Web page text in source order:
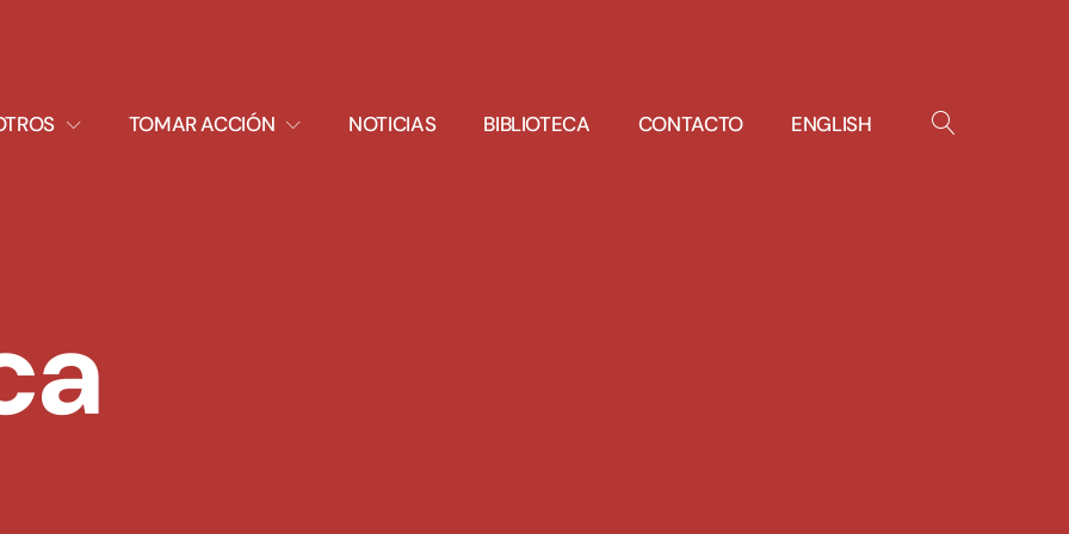
TOMAR ACCIÓN
EXPAND
DROPDOWN
NOTICIAS BIBLIOTECA CONTACTO ENGLISH